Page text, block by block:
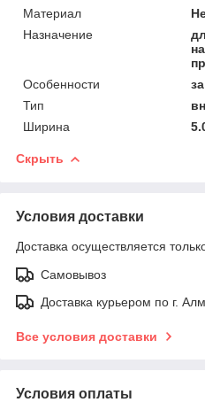
Материал
Назначение
Особенности
Тип
Ширина
Скрыть
Условия доставки
Доставка осуществляется
Самовывоз
Доставка курьером по г.
Все условия доставки
Условия оплаты